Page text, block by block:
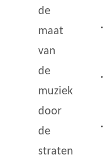
de
maat
van
de
muziek
door
de
straten